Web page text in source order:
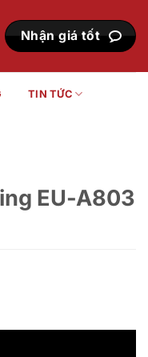
Nhận giá tốt
TIN TỨC
EU-A803
₫.